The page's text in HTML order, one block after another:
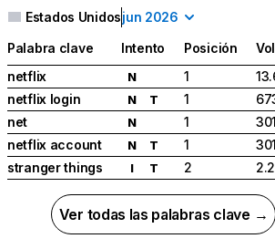
Estados Unidosjun 2026
Palabra clave Intento Posición
netflix
N 1
netflix login
N T 1
net
N 1
netflix account
N T 1
stranger things
I T 2
Ver todas las palabras clave →